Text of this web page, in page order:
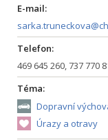
E-mail:
Telefon:
469 645 260, 737 770
Téma:
Dopravní
Úrazy a otravy